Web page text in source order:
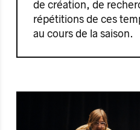
de création, de
répétitions de ces
au cours de la saison.